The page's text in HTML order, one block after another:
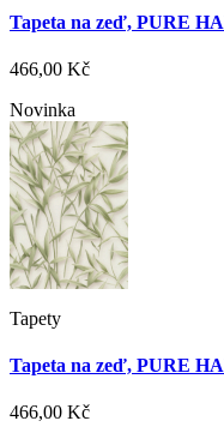
Tapeta na zeď, PURE
466,00 Kč
Novinka
Tapety
Tapeta na zeď, PURE
466,00 Kč